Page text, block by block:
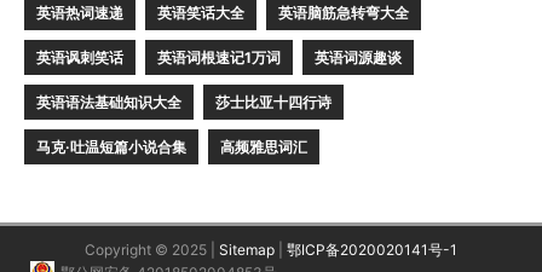
英语热词速递 英语笑话大全 英语脑筋急转弯大全
英语讽刺笑话 英语词根速记1万词 英语词源趣谈
英语语法基础知识大全 莎士比亚十四行诗
马克·吐温短篇小说合集 高频雅思词汇
Copyright © 2025 | Sitemap
鄂ICP备2020020141号-1